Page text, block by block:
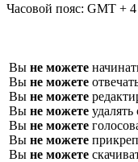
Часовой пояс: GMT + 4
Вы не можете
Вы не можете
Вы не можете
Вы не можете
Вы не можете
Вы не можете
Вы не можете